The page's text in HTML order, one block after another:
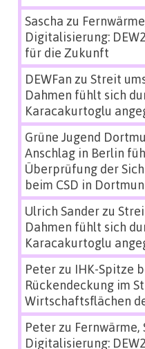
Sascha zu
Digitalisierung:
für die Zukunft
DEWFan zu Streit
Dahmen fühlt sich
Karacakurtoglu
Grüne Jugend
Anschlag in Berlin
Überprüfung der
beim CSD in
Ulrich Sanderzu
Dahmen fühlt sich
Karacakurtoglu
Peterzu IHK-Spitze
Rückendeckung im
Wirtschaftsflächen
Peterzu Fernwärme,
Digitalisierung: